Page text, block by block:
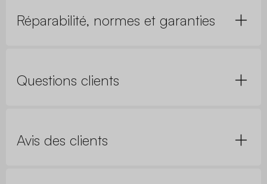
Réparabilité, normes et garanties
Questions clients
Avis des clients